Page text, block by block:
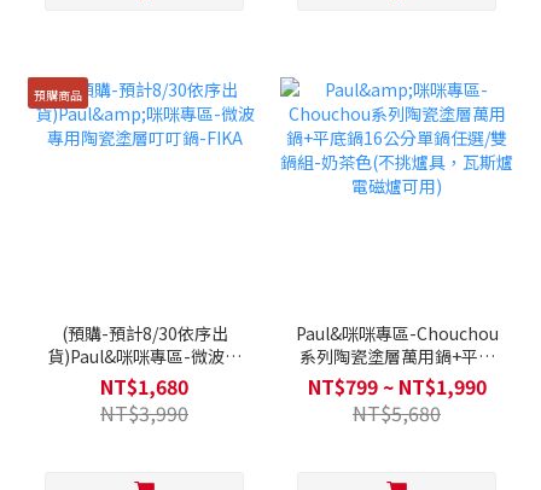
預購商品
(預購-預計8/30依序出
貨)Paul&咪咪專區-微波專
用陶瓷塗層叮叮鍋-FIKA
NT$1,680
NT$3,990
Paul&咪咪專區-Chouchou
系列陶瓷塗層萬用鍋+平底
鍋16公分單鍋任選/雙鍋組-
奶茶色(不挑爐具，瓦斯爐電
磁爐可用)
NT$799 ~ NT$1,990
NT$5,680